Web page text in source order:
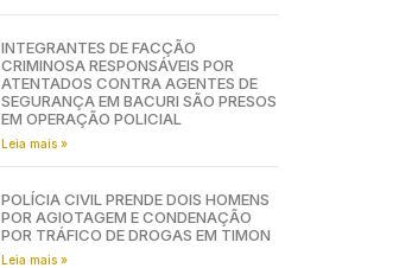
INTEGRANTES DE FACÇÃO
CRIMINOSA RESPONSÁVEIS POR
ATENTADOS CONTRA AGENTES DE
SEGURANÇA EM BACURI SÃO PRESOS
EM OPERAÇÃO POLICIAL
Leia mais »
POLÍCIA CIVIL PRENDE DOIS HOMENS
POR AGIOTAGEM E CONDENAÇÃO
POR TRÁFICO DE DROGAS EM TIMON
Leia mais »